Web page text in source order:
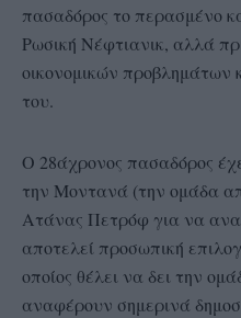
πασαδόρος το περασμένο
Ρωσική Νέφτιανικ, αλλά
οικονομικών προβλημάτων
του.
Ο 28άχρονος πασαδόρος
την Μοντανά (την ομάδα
Ατάνας Πετρόφ για να
αποτελεί προσωπική
οποίος θέλει να δει την
αναφέρουν σημερινά